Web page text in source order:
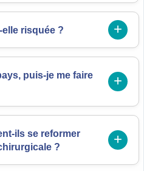
risquée ?
puis-je me faire
ils se reformer
?